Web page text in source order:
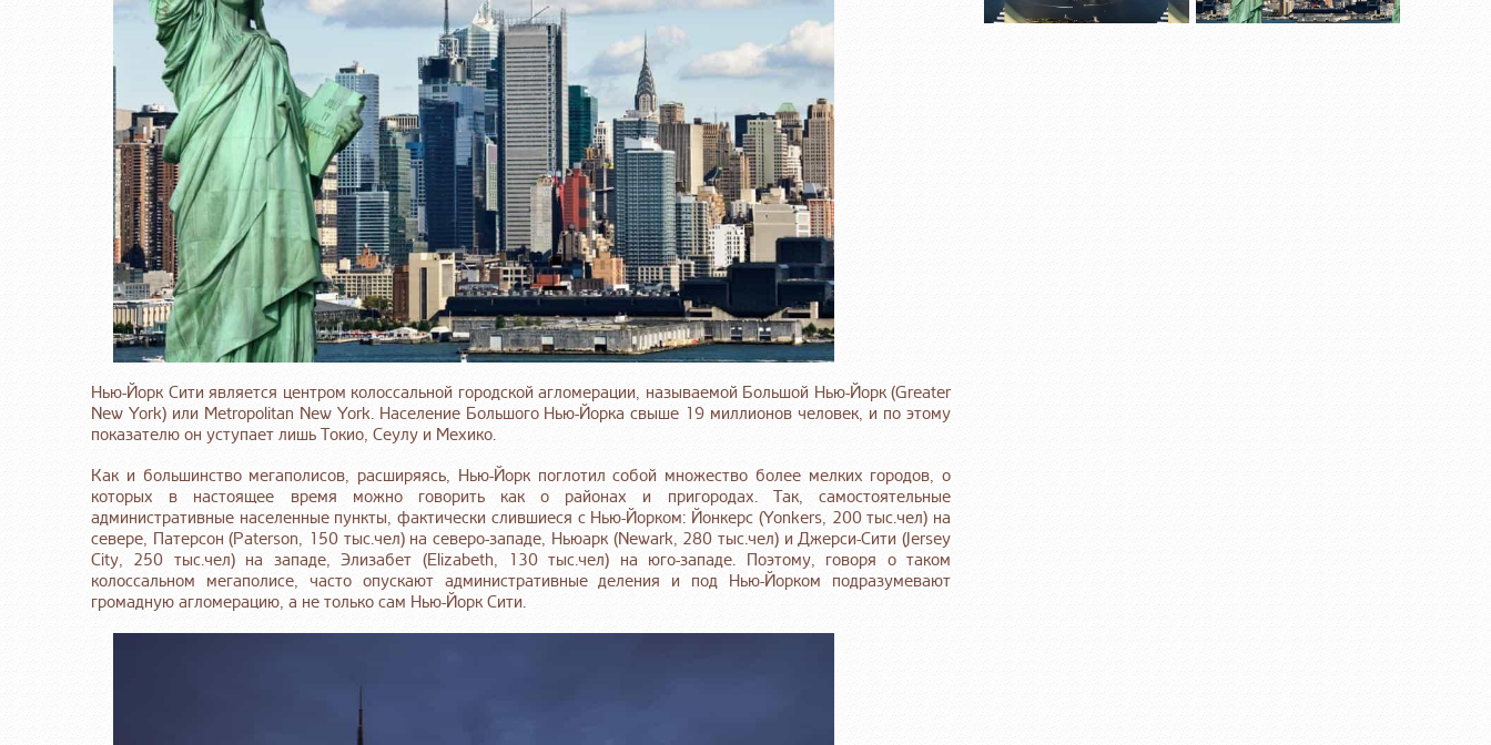
Нью-Йорк Сити является центром колоссальной городской агломерации, называемой Большой Нью-Йорк (Greater
New York) или Metropolitan New York. Население Большого Нью-Йорка свыше 19 миллионов человек, и по этому
показателю он уступает лишь Токио, Сеулу и Мехико.
Как и большинство мегаполисов, расширяясь, Нью-Йорк поглотил собой множество более мелких городов, о
которых в настоящее время можно говорить как о районах и пригородах. Так, самостоятельные
административные населенные пункты, фактически слившиеся с Нью-Йорком: Йонкерс (Yonkers, 200 тыс.чел) на
севере, Патерсон (Paterson, 150 тыс.чел) на северо-западе, Ньюарк (Newark, 280 тыс.чел) и Джерси-Сити (Jersey
City, 250 тыс.чел) на западе, Элизабет (Elizabeth, 130 тыс.чел) на юго-западе. Поэтому, говоря о таком
колоссальном мегаполисе, часто опускают административные деления и под Нью-Йорком подразумевают
громадную агломерацию, а не только сам Нью-Йорк Сити.